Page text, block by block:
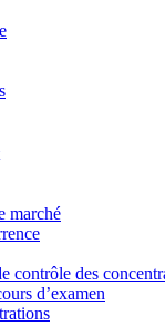
marché
contrôle des
d’examen